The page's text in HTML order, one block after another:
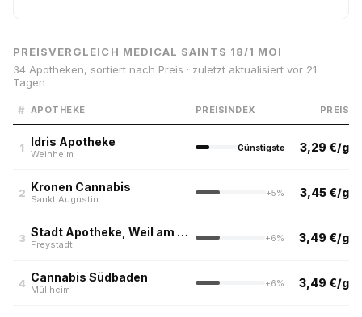
PREISVERGLEICH MEDICAL SAINTS 18/1 MOI
34 Apotheken, sortiert nach Preis · zuletzt aktualisiert vor 21
Tagen
# APOTHEKE PREISINDEX PREIS
1 Idris Apotheke
Weinheim
Günstigste 3,29 €/g
2 Kronen Cannabis
Sankt Augustin
+5% 3,45 €/g
3 Stadt Apotheke, Weil am Rhein
Freystadt
+6% 3,49 €/g
4 Cannabis Südbaden
Müllheim
+6% 3,49 €/g